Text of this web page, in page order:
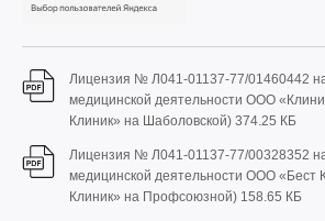
Лицензия № Л041-01137-77/01460442
медицинской деятельности ООО
Клиник» на Шаболовской) 374.25 КБ
Лицензия № Л041-01137-77/00328352
медицинской деятельности ООО «Бест
Клиник» на Профсоюзной) 158.65 КБ